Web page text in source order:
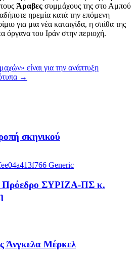
Άραβες συμμάχους της στο Αμπού
ηρεμία κατά την επόμενη
για μια νέα καταιγίδα, η σπίθα της
όργανα του Ιράν στην περιοχή.
είναι για την ανάπτυξη
→
σκηνικού
Πρόεδρο ΣΥΡΙΖΑ-ΠΣ κ.
Άνγκελα Μέρκελ